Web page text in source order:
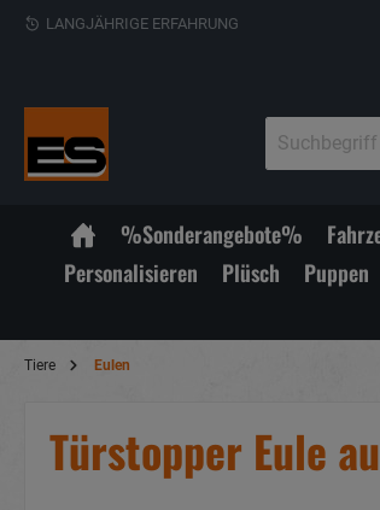
LANGJÄHRIGE ERFAHRUNG
%Sonderangebote%
Personalisieren
Plüsch Puppen
Tiere Eulen
Türstopper Eule